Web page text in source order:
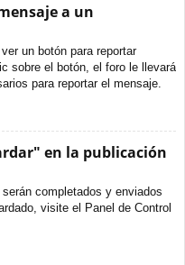
a un
un botón para reportar
sobre el botón, el foro le llevará
para reportar el mensaje.
en la publicación
completados y enviados
visite el Panel de Control